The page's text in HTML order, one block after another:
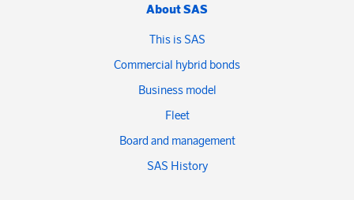
About SAS
This is SAS
Commercial hybrid bonds
Business model
Fleet
Board and management
SAS History